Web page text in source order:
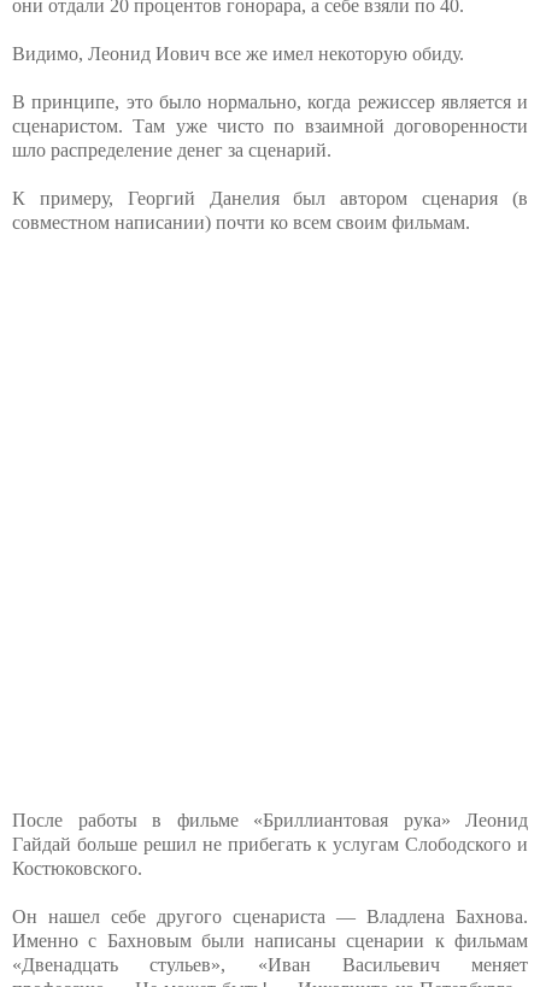
они отдали 20 процентов гонорара, а себе взяли по 40.
Видимо, Леонид Иович все же имел некоторую обиду.
В принципе, это было нормально, когда режиссер является и
сценаристом. Там уже чисто по взаимной договоренности
шло распределение денег за сценарий.
К примеру, Георгий Данелия был автором сценария (в
совместном написании) почти ко всем своим фильмам.
После работы в фильме «Бриллиантовая рука» Леонид
Гайдай больше решил не прибегать к услугам Слободского и
Костюковского.
Он нашел себе другого сценариста — Владлена Бахнова.
Именно с Бахновым были написаны сценарии к фильмам
«Двенадцать стульев», «Иван Васильевич меняет